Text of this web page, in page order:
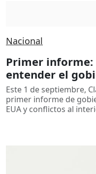
Nacional
Primer informe:
entender el
Este 1 de septiembre,
primer informe de
EUA y conflictos al